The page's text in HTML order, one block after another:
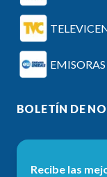
BOLETÍN DE
Recibe las